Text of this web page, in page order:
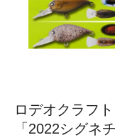
ロデオクラフ
「2022シグネ